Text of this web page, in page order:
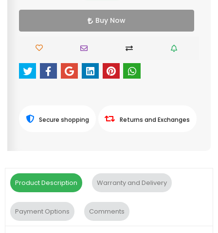
Buy Now
Secure shopping Returns and Exchanges
Product Description Warranty and Delivery
Payment Options Comments